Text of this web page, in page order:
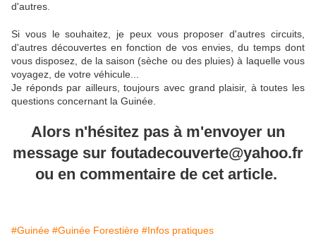
d'autres.
Si vous le souhaitez, je peux vous proposer d'autres circuits,
d'autres découvertes en fonction de vos envies, du temps dont
vous disposez, de la saison (sèche ou des pluies) à laquelle vous
voyagez, de votre véhicule...
Je réponds par ailleurs, toujours avec grand plaisir, à toutes les
questions concernant la Guinée.
Alors n'hésitez pas à m'envoyer un
message sur foutadecouverte@yahoo.fr
ou en commentaire de cet article.
#Guinée #Guinée Forestière #Infos pratiques